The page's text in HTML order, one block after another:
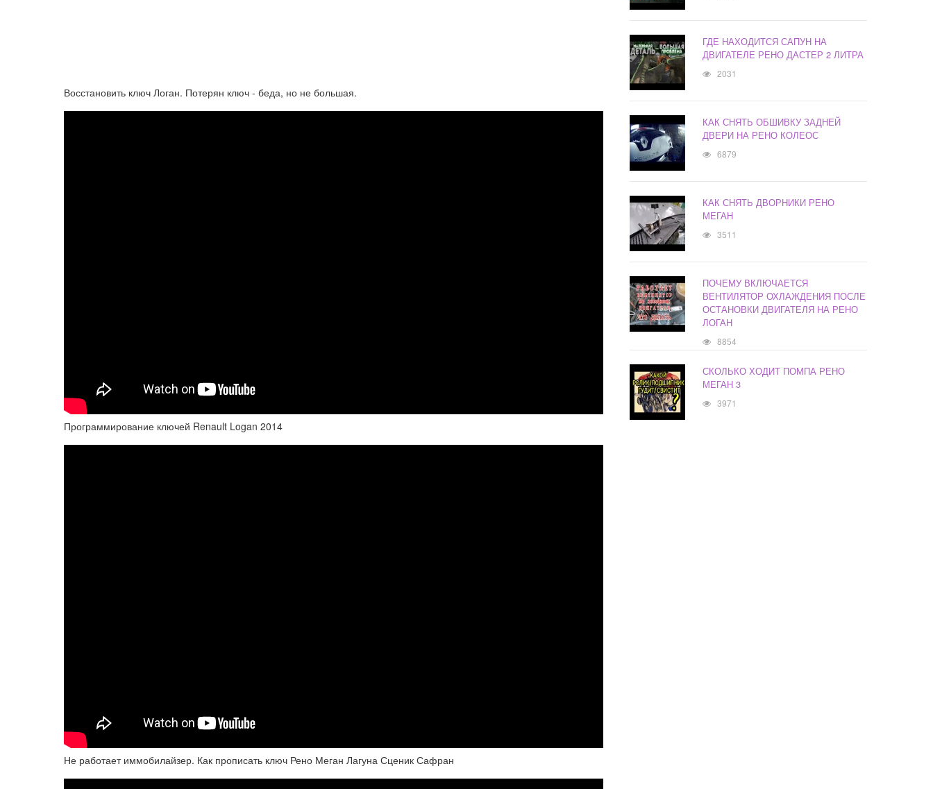
Восстановить ключ Логан. Потерян ключ - беда, но не большая.
Программирование ключей Renault Logan 2014
Не работает иммобилайзер. Как прописать ключ Рено Меган Лагуна Сценик Сафран
ГДЕ НАХОДИТСЯ САПУН НА
ДВИГАТЕЛЕ РЕНО ДАСТЕР 2 ЛИТРА
2031
КАК СНЯТЬ ОБШИВКУ ЗАДНЕЙ
ДВЕРИ НА РЕНО КОЛЕОС
6879
КАК СНЯТЬ ДВОРНИКИ РЕНО
МЕГАН
3511
ПОЧЕМУ ВКЛЮЧАЕТСЯ
ВЕНТИЛЯТОР ОХЛАЖДЕНИЯ ПОСЛЕ
ОСТАНОВКИ ДВИГАТЕЛЯ НА РЕНО
ЛОГАН
8854
СКОЛЬКО ХОДИТ ПОМПА РЕНО
МЕГАН 3
3971